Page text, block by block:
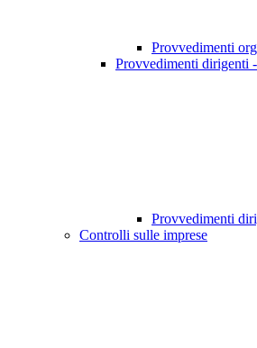
Provvedimenti
Provvedimenti dirigenti
Provvedimenti
Controlli sulle imprese